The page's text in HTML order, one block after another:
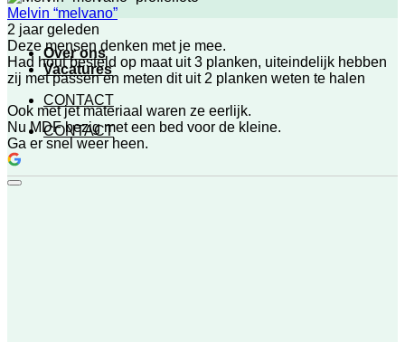
Over ons
Vacatures
CONTACT
CONTACT
Melvin “melvano”
2 jaar geleden
Deze mensen denken met je mee.
Had hout besteld op maat uit 3 planken, uiteindelijk hebben
zij met passen en meten dit uit 2 planken weten te halen
Ook met jet materiaal waren ze eerlijk.
Nu MDF bezig met een bed voor de kleine.
Ga er snel weer heen.